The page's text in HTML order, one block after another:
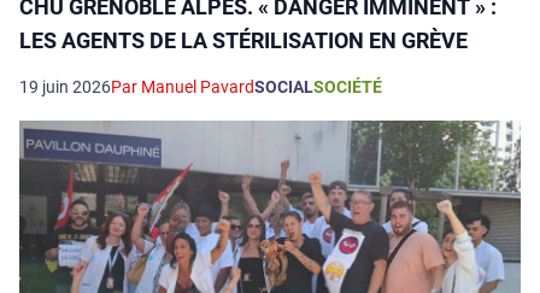
CHU GRENOBLE ALPES. « DANGER IMMINENT » :
LES AGENTS DE LA STÉRILISATION EN GRÈVE
19 juin 2026Par Manuel PavardSOCIALSOCIÉTÉ